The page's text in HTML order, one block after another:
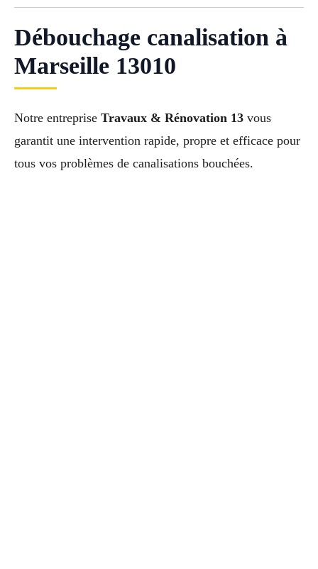
Débouchage canalisation à
Marseille 13010
Notre entreprise Travaux & Rénovation 13 vous
garantit une intervention rapide, propre et efficace pour
tous vos problèmes de canalisations bouchées.